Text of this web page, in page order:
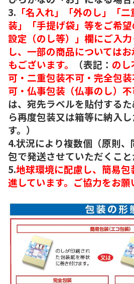
3. 「名入れ」「外のし」「
装」「手提げ袋」等をご希
設定（のし等）」欄にご入
し、一部の商品については
もございます。
（表記： のし
可・二重包装不可・完全包
可・仏事包装（仏事のし）不
は、宛先ラベルを貼付する
ら再度包装又は箱等に納入
す。）
4.状況により複数個（原則
包で発送させていただくこと
5.地球環境に配慮し、簡易
進しています。ご協力をお願